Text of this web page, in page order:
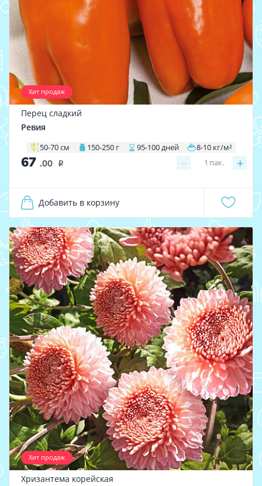
Хит продаж
Перец сладкий
Ревия
50-70 см 150-250 г 95-100 дней 8-10 кг/м²
67 .00 i − +
1 пак.
Добавить в корзину
Хит продаж
Хризантема корейская